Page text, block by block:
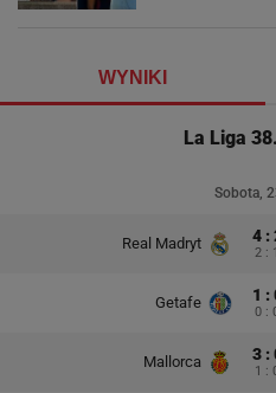
WYNIKI
La Liga
Sobota,
Real Madryt 4 :
2 : 1
Getafe 1 :
0 :
Mallorca 3 :
1 :